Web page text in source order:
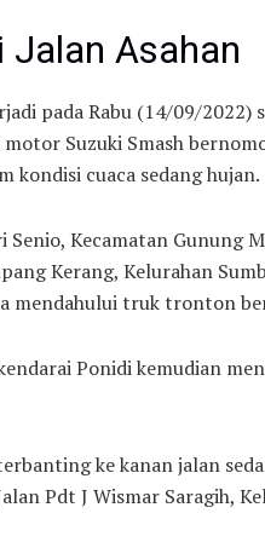
Jalan Asahan
pada Rabu (14/09/
Suzuki Smash
kondisi cuaca sedang hujan.
Senio, Kecamatan
Kerang, Kelurahan
mendahului truk tronton
Ponidi kemudian
ke kanan jalan
Pdt J Wismar Saragih,